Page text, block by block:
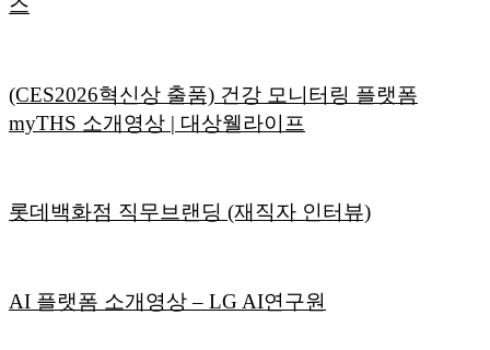
스
(CES2026혁신상 출품) 건강 모니터링 플랫폼
myTHS 소개영상 | 대상웰라이프
롯데백화점 직무브랜딩 (재직자 인터뷰)
AI 플랫폼 소개영상 – LG AI연구원